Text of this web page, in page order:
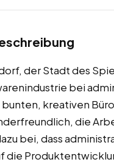
der Stadt des
bei
kreativen
die
bei, dass
die